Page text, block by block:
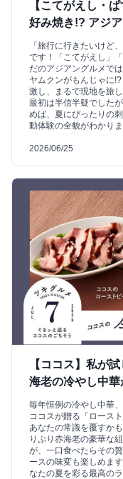
【こてがえし・
好み焼き!? アジ
「旅行に行きたいけど
です！「こてがえし」
だのアジアングルメで
ヤムクンがもんじゃに
激し、まるで現地を旅
最初は半信半疑でした
めば、夏にぴったりの
動体験の全貌がわかりま
2026/06/25
【ココス】私が
海老の冷やし中
毎年恒例の冷やし中華
ココスが贈る「ロース
あなたの常識を覆すか
りぷり赤海老の豪華な
が、一口食べたらその
ースの味変も楽しめま
なたの夏を彩る最高の